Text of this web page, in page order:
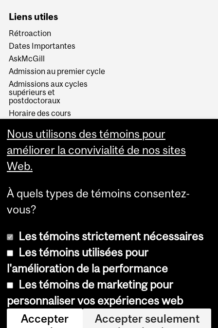
Liens utiles
Rétroaction
Dates Importantes
AskMcGill
Admission au premier cycle
Admissions aux cycles
supérieurs et
postdoctoraux
Horaire des cours
Services aux étudiants
© Université McGill, 2026
Accessibilité
Avis sur les témoins
Nous utilisons des témoins pour
améliorer la convivialité de nos sites
Web.
À quels types de témoins consentez-
vous?
Les témoins strictement nécessaires
Les témoins utilisées pour
l'amélioration de la performance
Les témoins de marketing pour
personnaliser vos expériences web
Accepter
Accepter seulement